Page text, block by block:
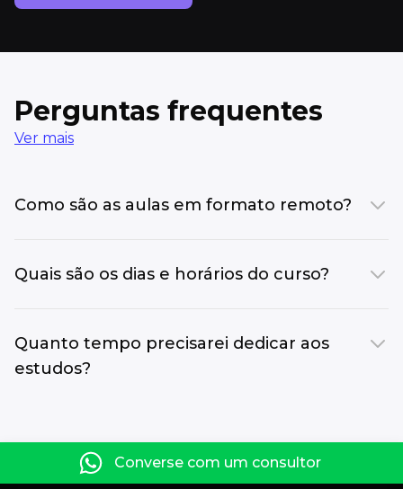
Perguntas frequentes
Ver mais
Como são as aulas em formato remoto?
Quais são os dias e horários do curso?
Quanto tempo precisarei dedicar aos
estudos?
Converse com um consultor